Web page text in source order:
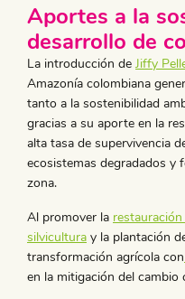
Aportes a la
desarrollo de
La introducción de Jiffy
Amazonía colombiana
tanto a la sostenibilidad
gracias a su aporte en la
alta tasa de supervivencia
ecosistemas degradados y
zona.
Al promover la
silvicultura y la plantación
transformación agrícola con
en la mitigación del cambio